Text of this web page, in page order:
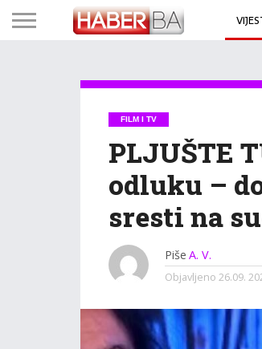
FILM I TV
PLJUŠTE
odluku –
sresti na
Piše A. V.
Objavljeno 26.09.